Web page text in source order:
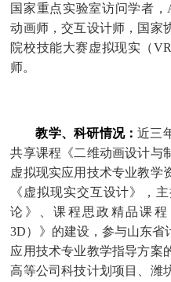
国家重点实验室访问学者，
动画师，交互设计师，国家
院校技能大赛虚拟现实（VR
师。
教学、科研情况：近三
共享课程《二维动画设计与
虚拟现实应用技术专业教学
《虚拟现实交互设计》，
论》、课程思政精品课
3D）》的建设，参与山东省
应用技术专业教学指导方案
高等公司科技计划项目、潍